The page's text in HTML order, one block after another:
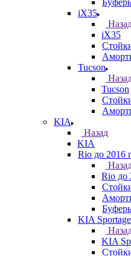
iX35
iX35
Tucson
Tucson
KIA
Назад
KIA
Rio до 2016
Rio до
KIA
KIA